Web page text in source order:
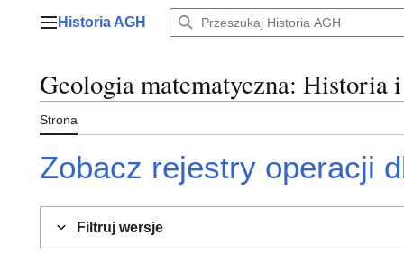
Menu główne
Historia AGH
Geologia matematyczna: Historia
Strona
Zobacz rejestry operacji
Filtruj wersje